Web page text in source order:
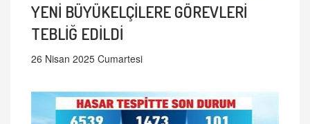
YENİ BÜYÜKELÇİLERE GÖREVLERİ
TEBLİĞ EDİLDİ
26 Nisan 2025 Cumartesi